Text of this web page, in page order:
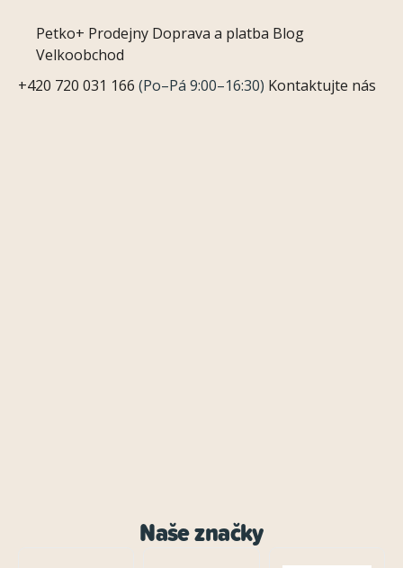
Petko+ Prodejny Doprava a platba Blog
Velkoobchod
+420 720 031 166 (Po–Pá 9:00–16:30) Kontaktujte nás
Naše značky